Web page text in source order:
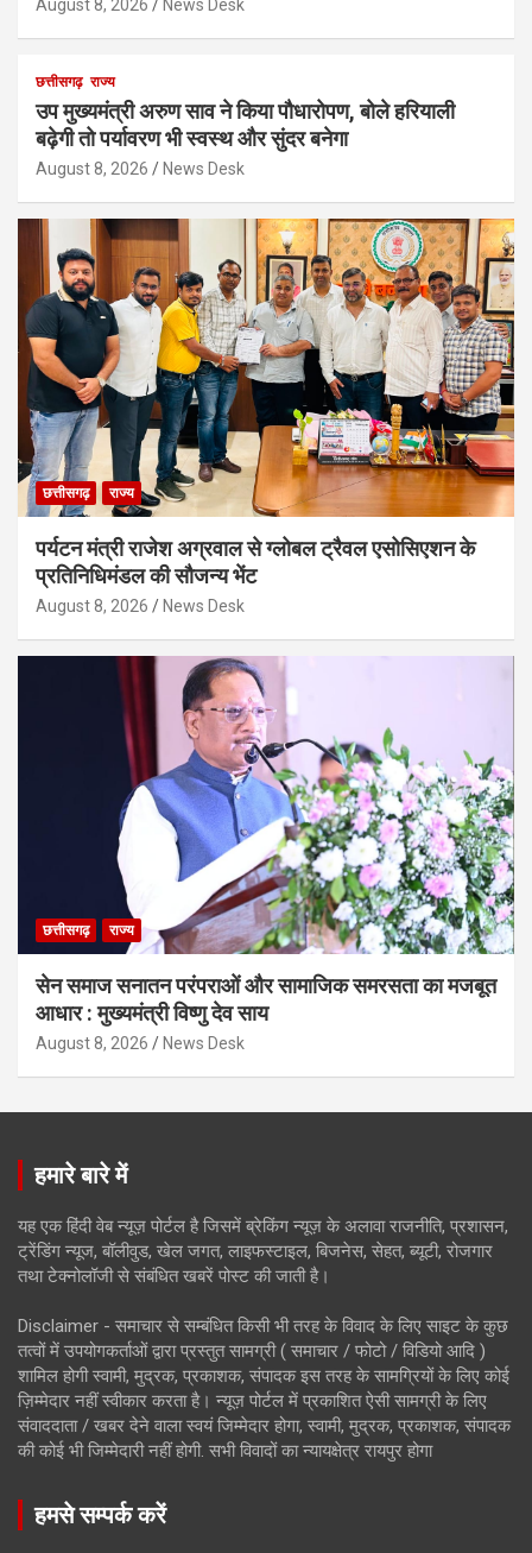
August 8, 2026 News Desk
छत्तीसगढ़ राज्य
उप मुख्यमंत्री अरुण साव ने किया पौधारोपण, बोले हरियाली
बढ़ेगी तो पर्यावरण भी स्वस्थ और सुंदर बनेगा
August 8, 2026 News Desk
छत्तीसगढ़ राज्य
पर्यटन मंत्री राजेश अग्रवाल से ग्लोबल ट्रैवल एसोसिएशन के
प्रतिनिधिमंडल की सौजन्य भेंट
August 8, 2026 News Desk
छत्तीसगढ़ राज्य
सेन समाज सनातन परंपराओं और सामाजिक समरसता का मजबूत
आधार : मुख्यमंत्री विष्णु देव साय
August 8, 2026 News Desk
हमारे बारे में
यह एक हिंदी वेब न्यूज़ पोर्टल है जिसमें ब्रेकिंग न्यूज़ के अलावा राजनीति, प्रशासन,
ट्रेंडिंग न्यूज, बॉलीवुड, खेल जगत, लाइफस्टाइल, बिजनेस, सेहत, ब्यूटी, रोजगार
तथा टेक्नोलॉजी से संबंधित खबरें पोस्ट की जाती है।
Disclaimer - समाचार से सम्बंधित किसी भी तरह के विवाद के लिए साइट के कुछ
तत्वों में उपयोगकर्ताओं द्वारा प्रस्तुत सामग्री ( समाचार / फोटो / विडियो आदि )
शामिल होगी स्वामी, मुद्रक, प्रकाशक, संपादक इस तरह के सामग्रियों के लिए कोई
ज़िम्मेदार नहीं स्वीकार करता है। न्यूज़ पोर्टल में प्रकाशित ऐसी सामग्री के लिए
संवाददाता / खबर देने वाला स्वयं जिम्मेदार होगा, स्वामी, मुद्रक, प्रकाशक, संपादक
की कोई भी जिम्मेदारी नहीं होगी. सभी विवादों का न्यायक्षेत्र रायपुर होगा
हमसे सम्पर्क करें